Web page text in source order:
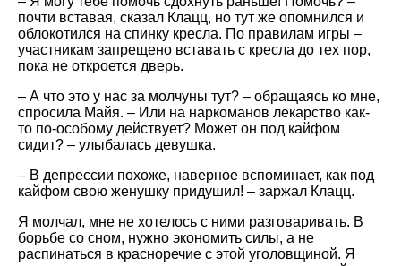
почти вставая, сказал Клацц, но тут же опомнился и
облокотился на спинку кресла. По правилам игры –
участникам запрещено вставать с кресла до тех пор,
пока не откроется дверь.
– А что это у нас за молчуны тут? – обращаясь ко мне,
спросила Майя. – Или на наркоманов лекарство как-
то по-особому действует? Может он под кайфом
сидит? – улыбалась девушка.
– В депрессии похоже, наверное вспоминает, как под
кайфом свою женушку придушил! – заржал Клацц.
Я молчал, мне не хотелось с ними разговаривать. В
борьбе со сном, нужно экономить силы, а не
распинаться в красноречие с этой уголовщиной. Я